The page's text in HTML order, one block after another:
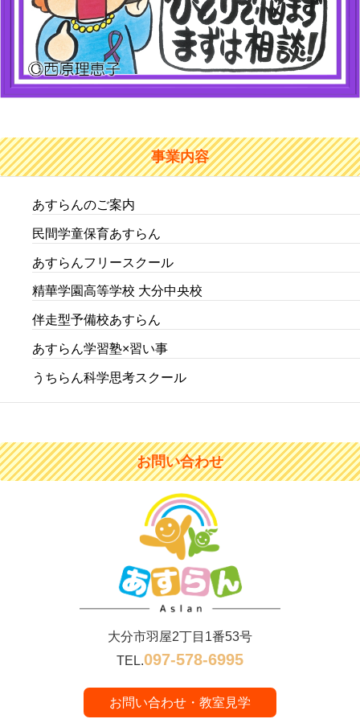
事業内容
あすらんのご案内
民間学童保育あすらん
あすらんフリースクール
精華学園高等学校 大分中央校
伴走型予備校あすらん
あすらん学習塾×習い事
うちらん科学思考スクール
お問い合わせ
大分市羽屋2丁目1番53号
TEL.097-578-6995
お問い合わせ・教室見学